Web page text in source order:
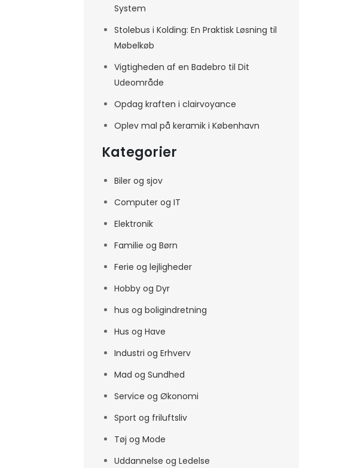
System
Stolebus i Kolding: En Praktisk Løsning til
Møbelkøb
Vigtigheden af en Badebro til Dit
Udeområde
Opdag kraften i clairvoyance
Oplev mal på keramik i København
Kategorier
Biler og sjov
Computer og IT
Elektronik
Familie og Børn
Ferie og lejligheder
Hobby og Dyr
hus og boligindretning
Hus og Have
Industri og Erhverv
Mad og Sundhed
Service og Økonomi
Sport og friluftsliv
Tøj og Mode
Uddannelse og Ledelse